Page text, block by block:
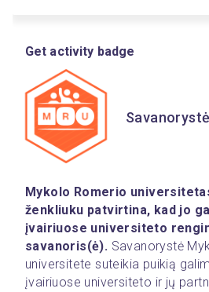
Get activity badge
Savanorystė
Mykolo Romerio
ženkliuku patvirtina, kad jo
įvairiuose universiteto
savanoris(ė). Savanorystė
universitete suteikia puikią
įvairiuose universiteto ir jų